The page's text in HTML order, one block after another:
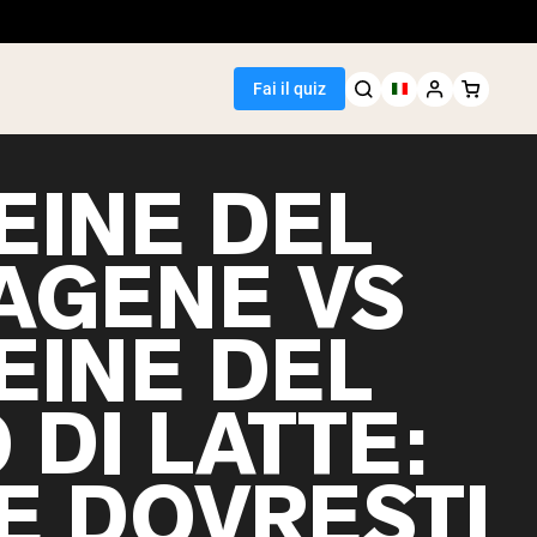
Fai il quiz
Seller
piselli
Protein
DEL
VS
DEL
DI LATTE: